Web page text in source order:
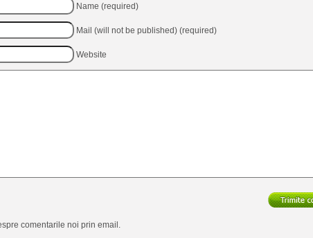
Name (required)
Mail (will not be published) (required)
Website
comentarile noi prin email.